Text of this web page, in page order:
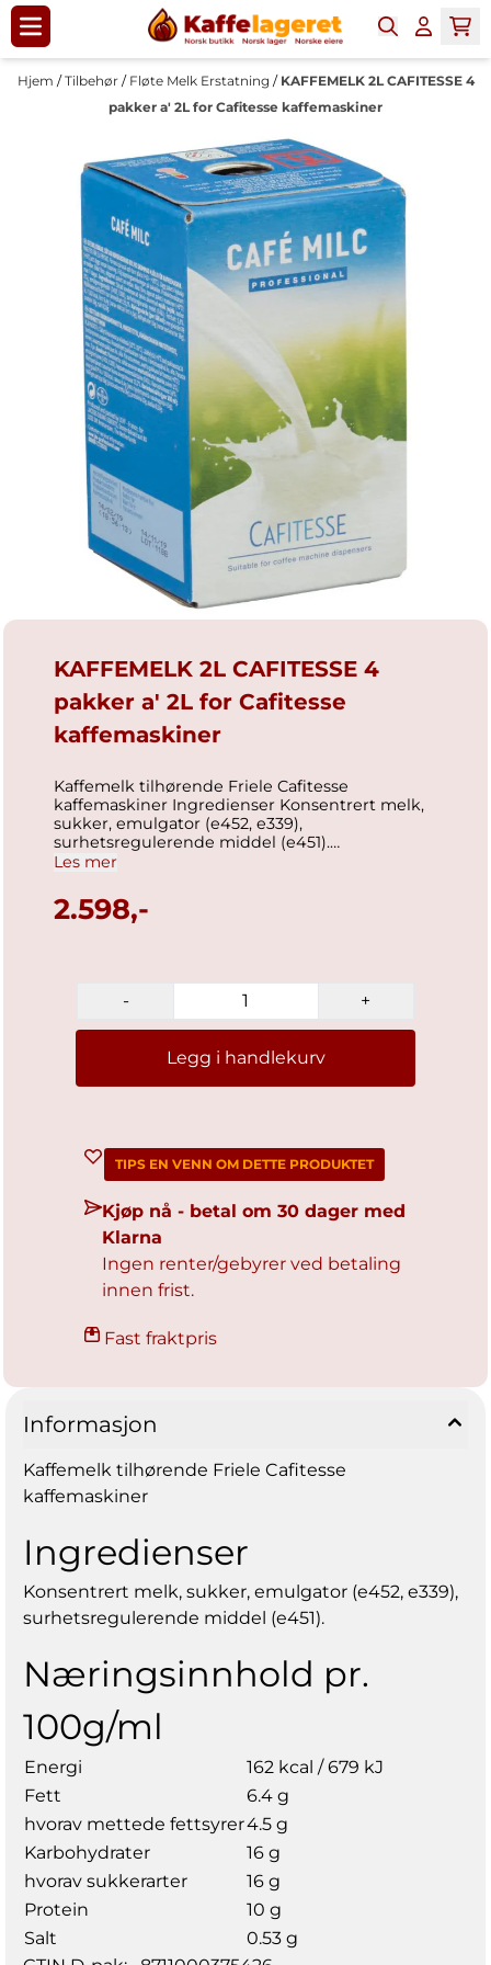
Hopp til innhold
Hjem /Tilbehør / Fløte Melk Erstatning / KAFFEMELK 2L CAFITESSE 4
pakker a' 2L for Cafitesse kaffemaskiner
KAFFEMELK 2L CAFITESSE 4
pakker a' 2L for Cafitesse
kaffemaskiner
Kaffemelk tilhørende Friele Cafitesse
kaffemaskiner Ingredienser Konsentrert melk,
sukker, emulgator (e452, e339),
surhetsregulerende middel (e451).
Næringsinnhold pr. 100g/ml Energi 162 kcal /
Karbohydrater 16 g hvorav sukkerarter 16 g
Protein 10 g Salt 0.53 g GTIN D-pak:
Les mer
2.598,-
- +
Legg i handlekurv
TIPS EN VENN OM DETTE PRODUKTET
Kjøp nå - betal om 30 dager med
Klarna
Ingen renter/gebyrer ved betaling
innen frist.
Fast fraktpris
Informasjon
Kaffemelk tilhørende Friele Cafitesse
kaffemaskiner
Ingredienser
Konsentrert melk, sukker, emulgator (e452, e339),
surhetsregulerende middel (e451).
Næringsinnhold pr.
100g/ml
Energi
162 kcal / 679 kJ
Fett
6.4 g
hvorav mettede fettsyrer4.5 g
Karbohydrater
16 g
hvorav sukkerarter
16 g
Protein
10 g
Salt
0.53 g